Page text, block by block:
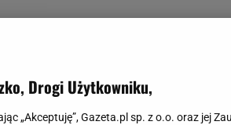
Drogi Użytkowniku,
„Akceptuję”, Gazeta.pl sp. z o.o. oraz jej